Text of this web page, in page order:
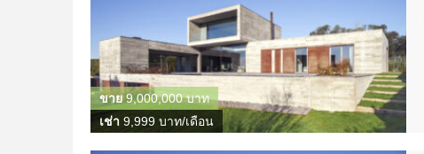
เช่า 9,999 บาท/เดือน
ขาย9,000,000 บาท